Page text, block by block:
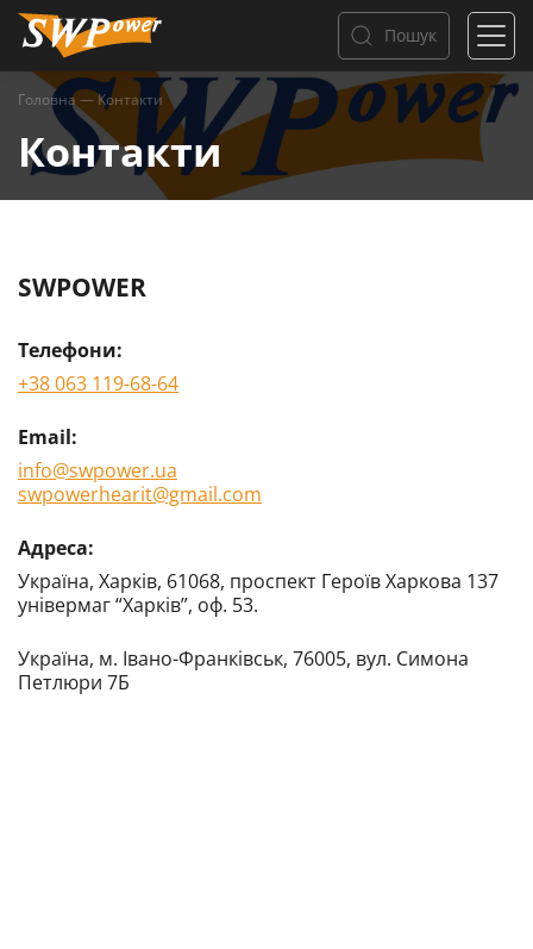
Пошук
Головна —Контакти
Контакти
SWPOWER
Телефони:
+38 063 119-68-64
Email:
info@swpower.ua
swpowerhearit@gmail.com
Адреса:
Україна, Харків, 61068, проспект Героїв Харкова 137
універмаг “Харків”, оф. 53.
Україна, м. Івано-Франківськ, 76005, вул. Симона
Петлюри 7Б